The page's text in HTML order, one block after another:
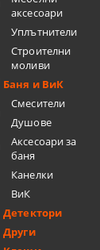
аксесоари
Уплътнители
Строителни
моливи
Баня и ВиК
Смесители
Душове
Аксесоари за
баня
Канелки
ВиК
Детектори
Други